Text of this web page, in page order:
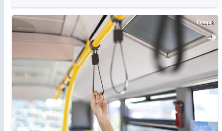
Freepik